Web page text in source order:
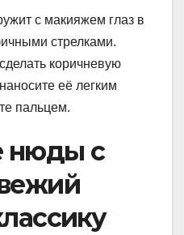
с макияжем глаз в
стрелками.
коричневую
её легким
пальцем.
нюды с